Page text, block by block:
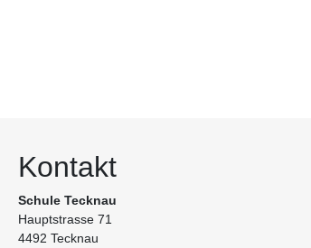
Kontakt
Schule Tecknau
Hauptstrasse 71
4492 Tecknau